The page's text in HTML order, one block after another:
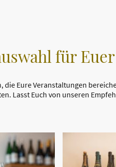
für
Eure Veranstaltungen
Lasst Euch von unseren